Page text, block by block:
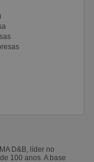
D&B, líder no
100 anos. A base